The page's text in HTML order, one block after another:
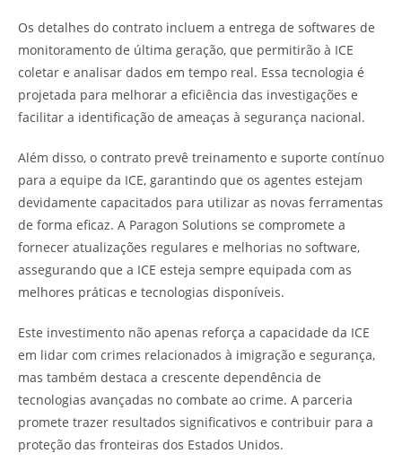
Os detalhes do contrato incluem a entrega de softwares de
monitoramento de última geração, que permitirão à ICE
coletar e analisar dados em tempo real. Essa tecnologia é
projetada para melhorar a eficiência das investigações e
facilitar a identificação de ameaças à segurança nacional.
Além disso, o contrato prevê treinamento e suporte contínuo
para a equipe da ICE, garantindo que os agentes estejam
devidamente capacitados para utilizar as novas ferramentas
de forma eficaz. A Paragon Solutions se compromete a
fornecer atualizações regulares e melhorias no software,
assegurando que a ICE esteja sempre equipada com as
melhores práticas e tecnologias disponíveis.
Este investimento não apenas reforça a capacidade da ICE
em lidar com crimes relacionados à imigração e segurança,
mas também destaca a crescente dependência de
tecnologias avançadas no combate ao crime. A parceria
promete trazer resultados significativos e contribuir para a
proteção das fronteiras dos Estados Unidos.